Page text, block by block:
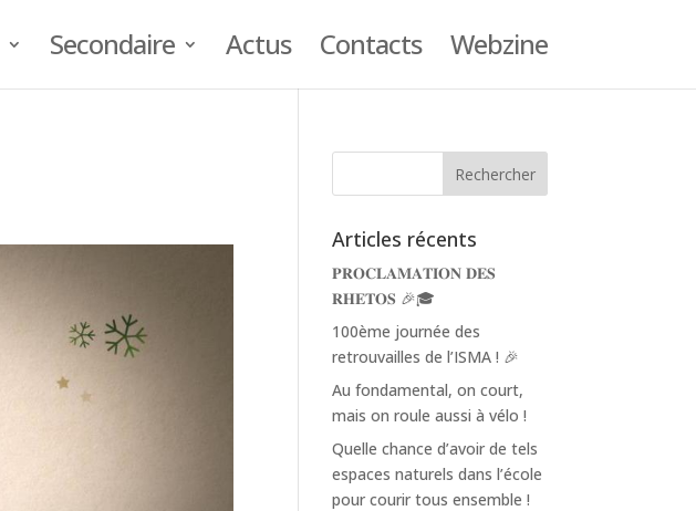
Secondaire Actus Contacts Webzine
Articles récents
𝐏𝐑𝐎𝐂𝐋𝐀𝐌𝐀𝐓𝐈𝐎𝐍 𝐃𝐄𝐒
𝐑𝐇𝐄𝐓𝐎𝐒 🎉🎓
100ème journée des
retrouvailles de l’ISMA ! 🎉
Au fondamental, on court,
mais on roule aussi à vélo !
Quelle chance d’avoir de tels
espaces naturels dans l’école
pour courir tous ensemble !